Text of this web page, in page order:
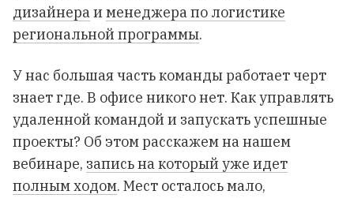
дизайнераи менеджера по логистике
региональной программы.
У нас большая часть команды работает черт
знает где. В офисе никого нет. Как управлять
удаленной командой и запускать успешные
проекты? Об этом расскажем на нашем
вебинаре, запись на который уже идет
полным ходом. Мест осталось мало,